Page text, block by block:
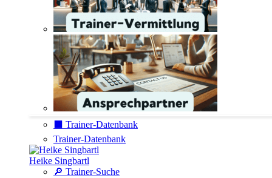
⬛️ Trainer-Datenbank
Trainer-Datenbank
Heike Singbartl
🔎 Trainer-Suche